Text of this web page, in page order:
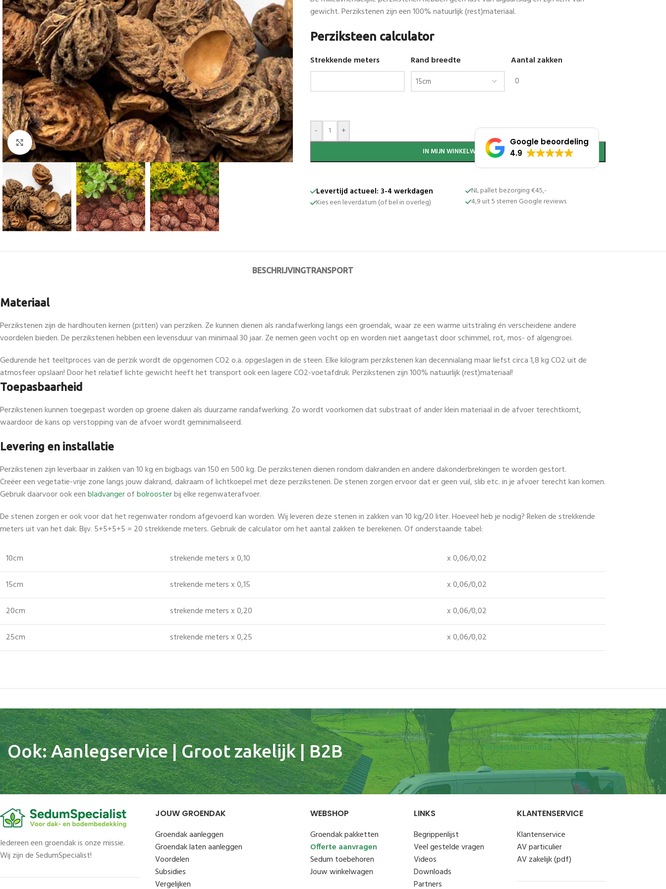
Vergroten
gewicht. Perzikstenen zijn een 100% natuurlijk (rest)materiaal.
Perziksteen calculator
Strekkende meters Rand breedte Aantal zakken
- +
IN MIJN WINKELWAGEN
Google beoordeling
4.9
Levertijd actueel: 3-4 werkdagen
Kies een leverdatum (of bel in overleg)
NL pallet bezorging €45,-
4,9 uit 5 sterren Google reviews
BESCHRIJVINGTRANSPORT
Materiaal
Perzikstenen zijn de hardhouten kernen (pitten) van perziken. Ze kunnen dienen als randafwerking langs een groendak, waar ze een warme uitstraling én verscheidene andere
voordelen bieden. De perzikstenen hebben een levensduur van minimaal 30 jaar. Ze nemen geen vocht op en worden niet aangetast door schimmel, rot, mos- of algengroei.
Gedurende het teeltproces van de perzik wordt de opgenomen CO2 o.a. opgeslagen in de steen. Elke kilogram perzikstenen kan decennialang maar liefst circa 1,8 kg CO2 uit de
atmosfeer opslaan! Door het relatief lichte gewicht heeft het transport ook een lagere CO2-voetafdruk. Perzikstenen zijn 100% natuurlijk (rest)materiaal!
Toepasbaarheid
Perzikstenen kunnen toegepast worden op groene daken als duurzame randafwerking. Zo wordt voorkomen dat substraat of ander klein materiaal in de afvoer terechtkomt,
waardoor de kans op verstopping van de afvoer wordt geminimaliseerd.
Levering en installatie
Perzikstenen zijn leverbaar in zakken van 10 kg en bigbags van 150 en 500 kg. De perzikstenen dienen rondom dakranden en andere dakonderbrekingen te worden gestort.
Creëer een vegetatie-vrije zone langs jouw dakrand, dakraam of lichtkoepel met deze perzikstenen. De stenen zorgen ervoor dat er geen vuil, slib etc. in je afvoer terecht kan komen.
Gebruik daarvoor ook eenbladvangerofbolroosterbij elke regenwaterafvoer.
De stenen zorgen er ook voor dat het regenwater rondom afgevoerd kan worden. Wij leveren deze stenen in zakken van 10 kg/20 liter. Hoeveel heb je nodig? Reken de strekkende
meters uit van het dak. Bijv. 5+5+5+5 = 20 strekkende meters. Gebruik de calculator om het aantal zakken te berekenen. Of onderstaande tabel:
10cm strekende meters x 0,10 x 0,06/0,02
15cm strekende meters x 0,15 x 0,06/0,02
20cm strekende meters x 0,20 x 0,06/0,02
25cm strekende meters x 0,25 x 0,06/0,02
Ook: Aanlegservice | Groot zakelijk | B2B Partnerplatform B2B
Iedereen een groendak is onze missie.
Wij zijn de SedumSpecialist!
JOUW GROENDAK
Groendak aanleggen
Groendak laten aanleggen
Voordelen
Subsidies
Vergelijken
WEBSHOP
Groendak pakketten
Offerte aanvragen
Sedum toebehoren
Jouw winkelwagen
LINKS
Begrippenlijst
Veel gestelde vragen
Videos
Downloads
Partners
KLANTENSERVICE
Klantenservice
AV particulier
AV zakelijk (pdf)